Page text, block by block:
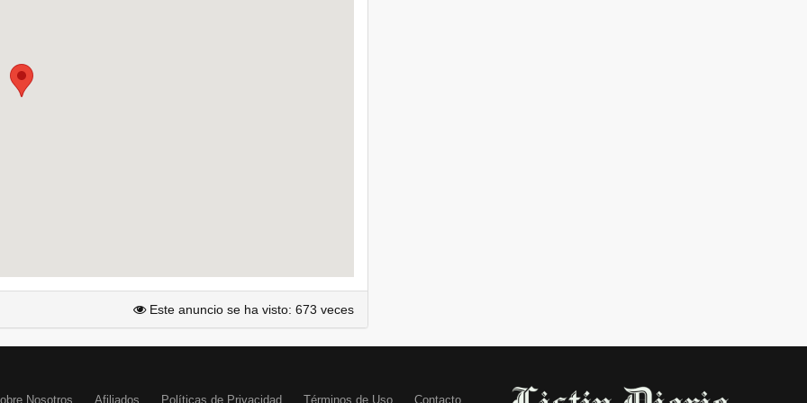
Este anuncio se ha visto: 673 veces
Nosotros Afiliados Políticas de Privacidad Términos de Uso Contacto